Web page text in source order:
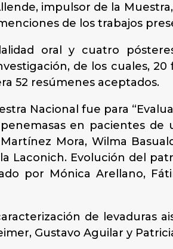
impulsor de la
de los trabajos
oral y cuatro
de los cuales,
52 resúmenes aceptados.
Nacional fue para
en pacientes de
Mora, Wilma
Laconich. Evolución del
por Mónica Arellano,
de levaduras
Gustavo Aguilar y